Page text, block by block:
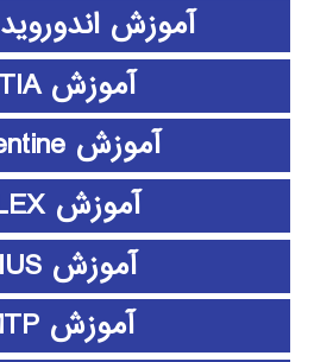
آموزش اندوروید android
آموزش CATIA
آموزش clementine
آموزش CPLEX
آموزش EDIUS
آموزش EMTP